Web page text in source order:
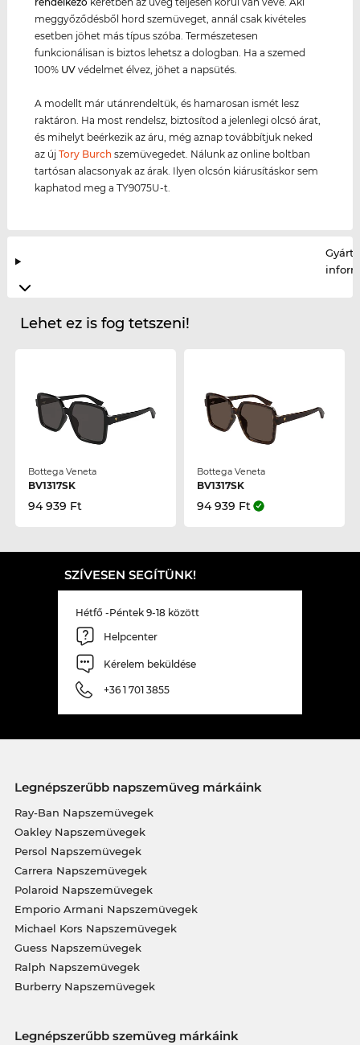
meggyőződésből hord szemüveget, annál csak kivételes
esetben jöhet más típus szóba. Természetesen
funkcionálisan is biztos lehetsz a dologban. Ha a szemed
100% UV védelmet élvez, jöhet a napsütés.
A modellt már utánrendeltük, és hamarosan ismét lesz
raktáron. Ha most rendelsz, biztosítod a jelenlegi olcsó árat,
és mihelyt beérkezik az áru, még aznap továbbítjuk neked
az újTory Burch szemüvegedet. Nálunk az online boltban
tartósan alacsonyak az árak. Ilyen olcsón kiárusításkor sem
kaphatod meg a TY9075U-t.
Lehet ez is fog tetszeni!
Bottega Veneta
BV1317SK
94 939 Ft
Bottega Veneta
BV1317SK
94 939 Ft
SZÍVESEN SEGÍTÜNK!
Hétfő -Péntek 9-18 között
Helpcenter
Kérelem beküldése
+36 1 701 3855
Legnépszerűbb napszemüveg márkáink
Ray-Ban Napszemüvegek
Oakley Napszemüvegek
Persol Napszemüvegek
Carrera Napszemüvegek
Polaroid Napszemüvegek
Emporio Armani Napszemüvegek
Michael Kors Napszemüvegek
Guess Napszemüvegek
Ralph Napszemüvegek
Burberry Napszemüvegek
Legnépszerűbb szemüveg márkáink